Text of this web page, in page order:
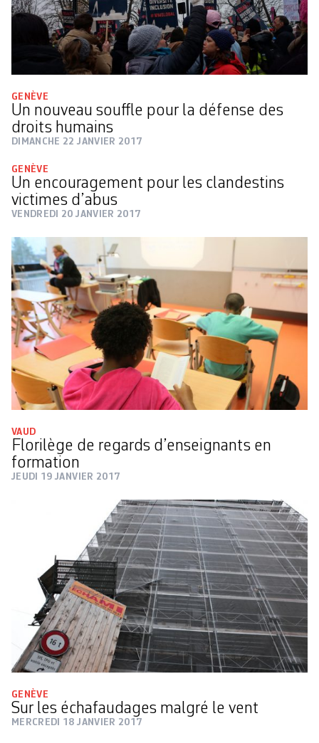
GENÈVE
Un nouveau souffle pour la défense des
droits humains
DIMANCHE 22 JANVIER 2017
GENÈVE
Un encouragement pour les clandestins
victimes d’abus
VENDREDI 20 JANVIER 2017
VAUD
Florilège de regards d’enseignants en
formation
JEUDI 19 JANVIER 2017
GENÈVE
Sur les échafaudages malgré le vent
MERCREDI 18 JANVIER 2017